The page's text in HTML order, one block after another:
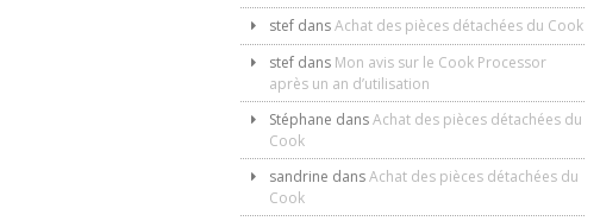
stef dansAchat des pièces détachées du Cook
stef dans Mon avis sur le Cook Processor
après un an d’utilisation
Stéphane dansAchat des pièces détachées du
Cook
sandrine dansAchat des pièces détachées du
Cook